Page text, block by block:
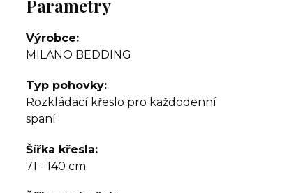
Parametry
Výrobce
MILANO BEDDING
Typ pohovky
Rozkládací křeslo pro každodenní
spaní
Šířka křesla
71 - 140 cm